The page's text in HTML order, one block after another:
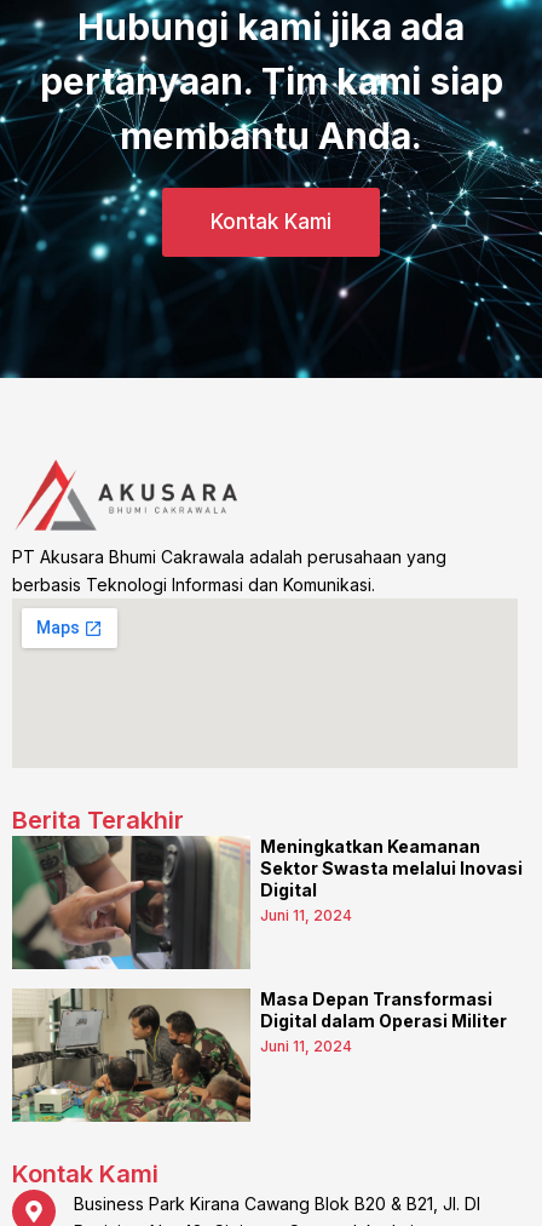
Hubungi kami jika ada
pertanyaan. Tim kami siap
membantu Anda.
Kontak Kami
PT Akusara Bhumi Cakrawala adalah perusahaan yang
berbasis Teknologi Informasi dan Komunikasi.
Berita Terakhir
Meningkatkan Keamanan
Sektor Swasta melalui Inovasi
Digital
Juni 11, 2024
Masa Depan Transformasi
Digital dalam Operasi Militer
Juni 11, 2024
Kontak Kami
Business Park Kirana Cawang Blok B20 & B21, Jl. DI